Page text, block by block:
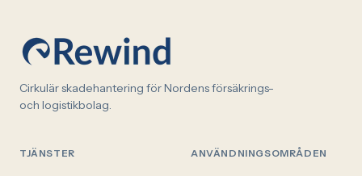
Cirkulär skadehantering för Nordens försäkrings-
och logistikbolag.
TJÄNSTER ANVÄNDNINGSOMRÅDEN